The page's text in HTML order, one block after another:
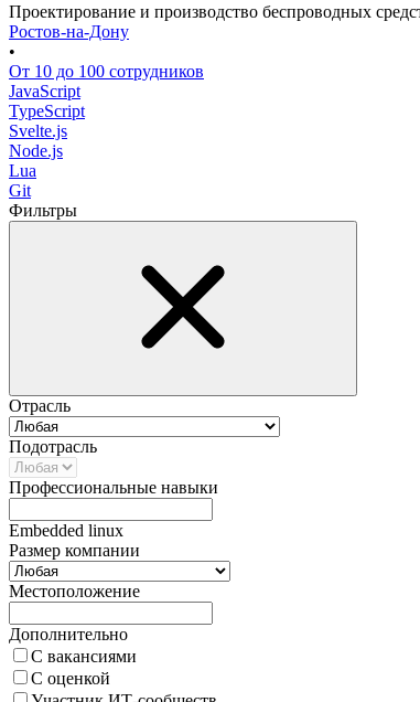
Проектирование и производство беспроводных
Ростов-на-Дону
•
От 10 до 100 сотрудников
JavaScript
TypeScript
Svelte.js
Node.js
Lua
Git
Фильтры
Отрасль
Подотрасль
Профессиональные навыки
Embedded linux
Размер компании
Местоположение
Дополнительно
С вакансиями
С оценкой